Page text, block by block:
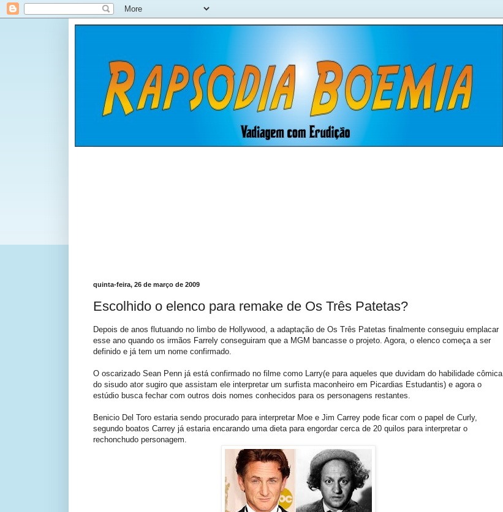
quinta-feira, 26 de março de 2009
Escolhido o elenco para remake de Os Três Patetas?
Depois de anos flutuando no limbo de Hollywood, a adaptação de Os Três Patetas finalmente conseguiu emplacar
esse ano quando os irmãos Farrely conseguiram que a MGM bancasse o projeto. Agora, o elenco começa a ser
definido e já tem um nome confirmado.
O oscarizado Sean Penn já está confirmado no filme como Larry(e para aqueles que duvidam do habilidade cômica
do sisudo ator sugiro que assistam ele interpretar um surfista maconheiro em Picardias Estudantis) e agora o
estúdio busca fechar com outros dois nomes conhecidos para os personagens restantes.
Benicio Del Toro estaria sendo procurado para interpretar Moe e Jim Carrey pode ficar com o papel de Curly,
segundo boatos Carrey já estaria encarando uma dieta para engordar cerca de 20 quilos para interpretar o
rechonchudo personagem.